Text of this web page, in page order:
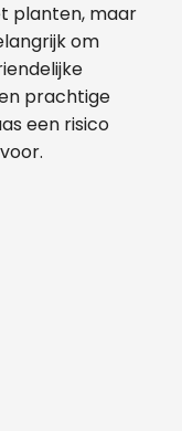
planten, maar
om
prachtige
een risico